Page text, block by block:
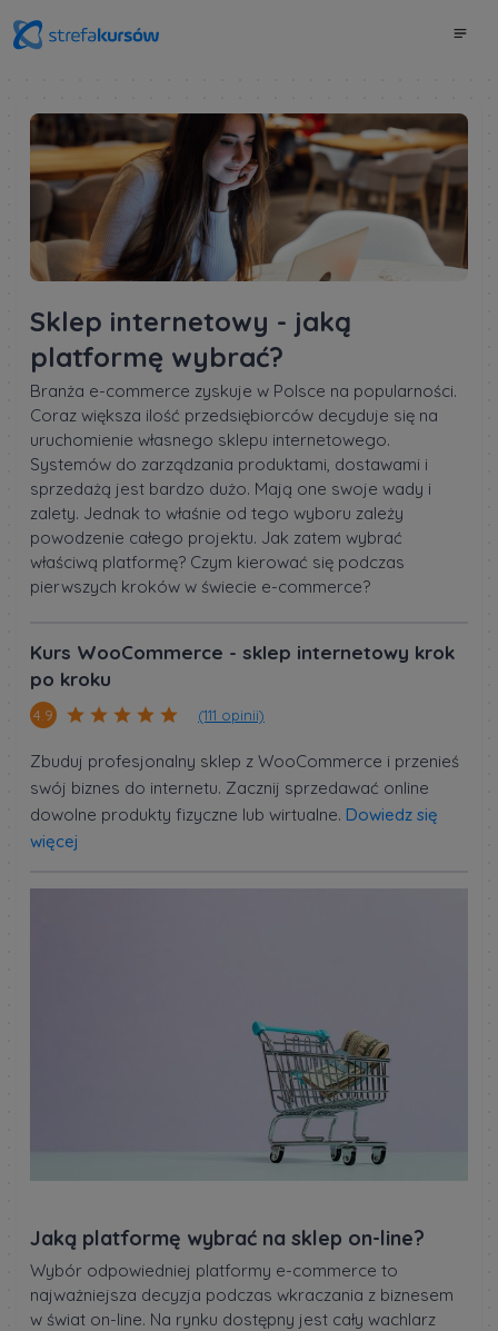
Sklep internetowy - jaką
platformę wybrać?
Branża e-commerce zyskuje w Polsce na popularności.
Coraz większa ilość przedsiębiorców decyduje się na
uruchomienie własnego sklepu internetowego.
Systemów do zarządzania produktami, dostawami i
sprzedażą jest bardzo dużo. Mają one swoje wady i
zalety. Jednak to właśnie od tego wyboru zależy
powodzenie całego projektu. Jak zatem wybrać
właściwą platformę? Czym kierować się podczas
pierwszych kroków w świecie e-commerce?
Kurs WooCommerce - sklep internetowy krok
po kroku
4.9 (111 opinii)
Zbuduj profesjonalny sklep z WooCommerce i przenieś
swój biznes do internetu. Zacznij sprzedawać online
dowolne produkty fizyczne lub wirtualne. Dowiedz się
więcej
Jaką platformę wybrać na sklep on-line?
Wybór odpowiedniej platformy e-commerce to
najważniejsza decyzja podczas wkraczania z biznesem
w świat on-line. Na rynku dostępny jest cały wachlarz